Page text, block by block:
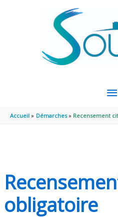
Accueil Démarches Recensement
obligatoire